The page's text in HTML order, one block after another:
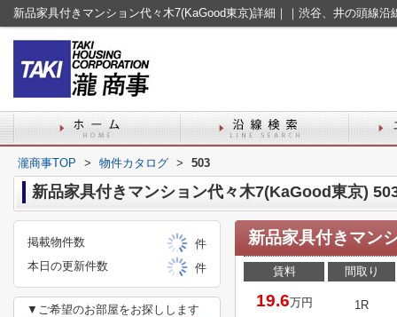
新品家具付きマンション代々木7(KaGood東京)詳細｜｜渋谷、井の頭線沿
瀧商事TOP > 物件カタログ > 503
新品家具付きマンション代々木7(KaGood東京)
新品家具付きマン
賃料
19.6万円
間取り
1R
掲載物件数
件
本日の更新件数
件
▼ご希望のお部屋をお探しします